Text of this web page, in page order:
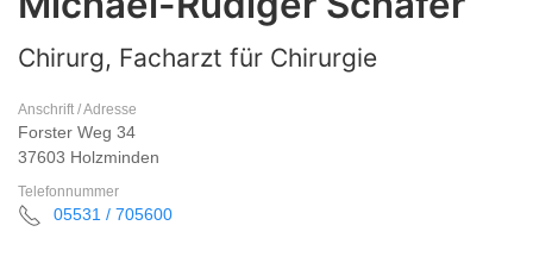
Chirurg, Facharzt für Chirurgie
Anschrift / Adresse
Forster Weg 34
37603 Holzminden
Telefonnummer
05531 / 705600